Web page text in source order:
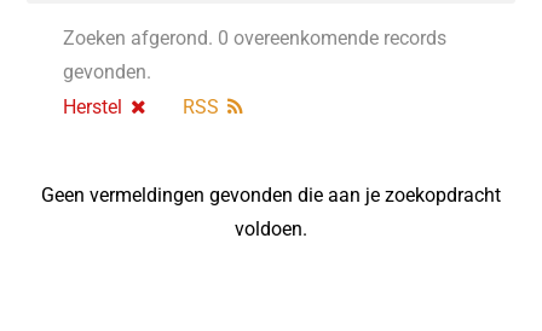
Zoeken afgerond. 0 overeenkomende records
gevonden.
Herstel
RSS
Geen vermeldingen gevonden die aan je zoekopdracht
voldoen.